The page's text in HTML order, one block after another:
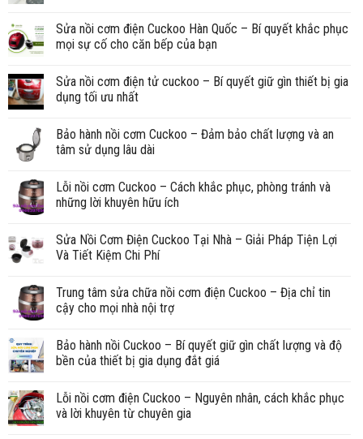
Sửa nồi cơm điện Cuckoo Hàn Quốc – Bí quyết khắc phục
mọi sự cố cho căn bếp của bạn
Sửa nồi cơm điện tử cuckoo – Bí quyết giữ gìn thiết bị gia
dụng tối ưu nhất
Bảo hành nồi cơm Cuckoo – Đảm bảo chất lượng và an
tâm sử dụng lâu dài
Lỗi nồi cơm Cuckoo – Cách khắc phục, phòng tránh và
những lời khuyên hữu ích
Sửa Nồi Cơm Điện Cuckoo Tại Nhà – Giải Pháp Tiện Lợi
Và Tiết Kiệm Chi Phí
Trung tâm sửa chữa nồi cơm điện Cuckoo – Địa chỉ tin
cậy cho mọi nhà nội trợ
Bảo hành nồi Cuckoo – Bí quyết giữ gìn chất lượng và độ
bền của thiết bị gia dụng đắt giá
Lỗi nồi cơm điện Cuckoo – Nguyên nhân, cách khắc phục
và lời khuyên từ chuyên gia